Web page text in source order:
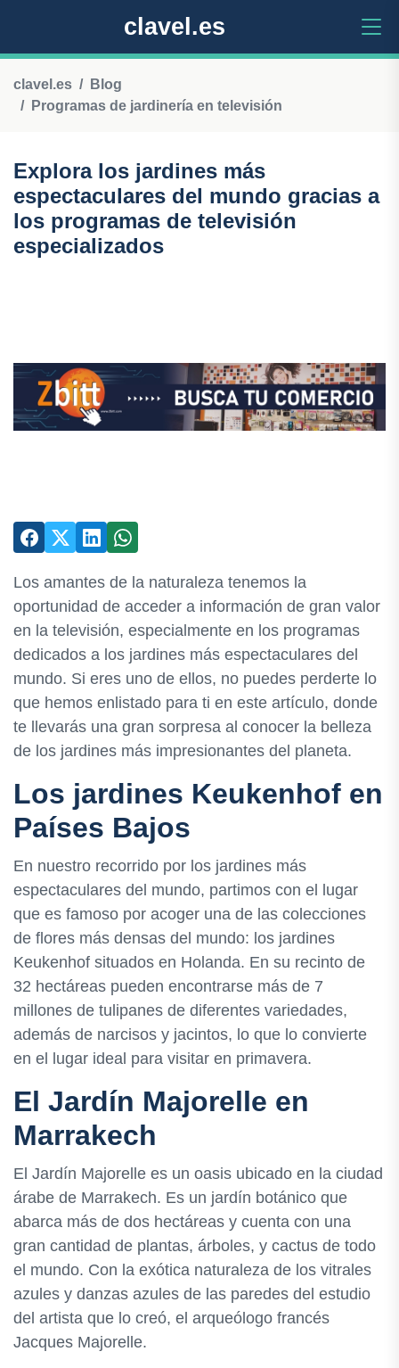
clavel.es
clavel.es
Blog
Programas de jardinería en televisión
Explora los jardines más
espectaculares del mundo gracias a
los programas de televisión
especializados
Los amantes de la naturaleza tenemos la
oportunidad de acceder a información de gran valor
en la televisión, especialmente en los programas
dedicados a los jardines más espectaculares del
mundo. Si eres uno de ellos, no puedes perderte lo
que hemos enlistado para ti en este artículo, donde
te llevarás una gran sorpresa al conocer la belleza
de los jardines más impresionantes del planeta.
Los jardines Keukenhof en
Países Bajos
En nuestro recorrido por los jardines más
espectaculares del mundo, partimos con el lugar
que es famoso por acoger una de las colecciones
de flores más densas del mundo: los jardines
Keukenhof situados en Holanda. En su recinto de
32 hectáreas pueden encontrarse más de 7
millones de tulipanes de diferentes variedades,
además de narcisos y jacintos, lo que lo convierte
en el lugar ideal para visitar en primavera.
El Jardín Majorelle en
Marrakech
El Jardín Majorelle es un oasis ubicado en la ciudad
árabe de Marrakech. Es un jardín botánico que
abarca más de dos hectáreas y cuenta con una
gran cantidad de plantas, árboles, y cactus de todo
el mundo. Con la exótica naturaleza de los vitrales
azules y danzas azules de las paredes del estudio
del artista que lo creó, el arqueólogo francés
Jacques Majorelle.